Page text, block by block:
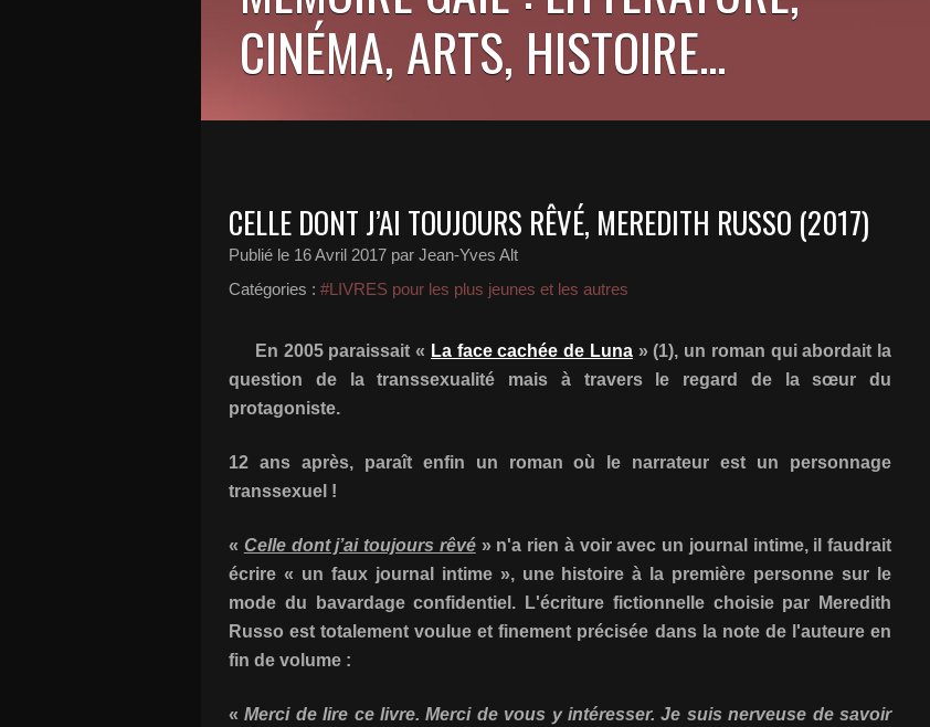
CINÉMA, ARTS, HISTOIRE...
CELLE DONT J’AI TOUJOURS RÊVÉ, MEREDITH RUSSO (2017)
Publié le 16 Avril 2017 par Jean-Yves Alt
Catégories : #LIVRES pour les plus jeunes et les autres
En 2005 paraissait « La face cachée de Luna» (1), un roman qui abordait la
question de la transsexualité mais à travers le regard de la sœur du
protagoniste.
12 ans après, paraît enfin un roman où le narrateur est un personnage
transsexuel !
« Celle dont j’ai toujours rêvé» n'a rien à voir avec un journal intime, il faudrait
écrire « un faux journal intime », une histoire à la première personne sur le
mode du bavardage confidentiel. L'écriture fictionnelle choisie par Meredith
Russo est totalement voulue et finement précisée dans la note de l'auteure en
fin de volume :
«Merci de lire ce livre. Merci de vous y intéresser. Je suis nerveuse de savoir